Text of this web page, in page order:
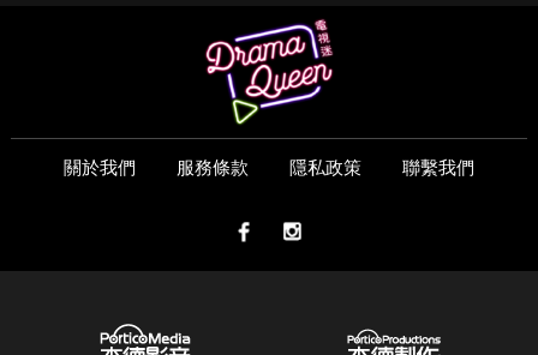
關於我們 服務條款 隱私政策 聯繫我們